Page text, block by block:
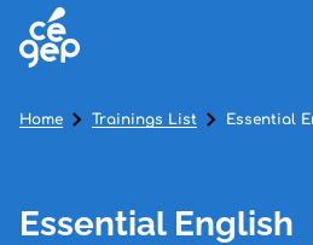
Essential English
Home Trainings List Essential